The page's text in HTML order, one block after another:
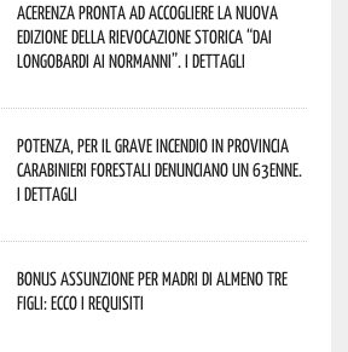
Acerenza pronta ad accogliere la nuova
edizione della rievocazione storica “Dai
Longobardi ai Normanni”. I dettagli
Potenza, per il grave incendio in Provincia
Carabinieri forestali denunciano un 63enne.
I dettagli
Bonus assunzione per madri di almeno tre
figli: ecco i requisiti